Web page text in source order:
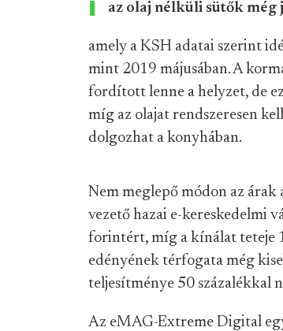
az olaj nélküli sütők még
amely a KSH adatai szerint
mint 2019 májusában. A
fordított lenne a helyzet, de
míg az olajat rendszeresen
dolgozhat a konyhában.
Nem meglepő módon az árak
vezető hazai e-kereskedelmi
forintért, míg a kínálat teteje
edényének térfogata még
teljesítménye 50 százalékkal
Az eMAG-Extreme Digital